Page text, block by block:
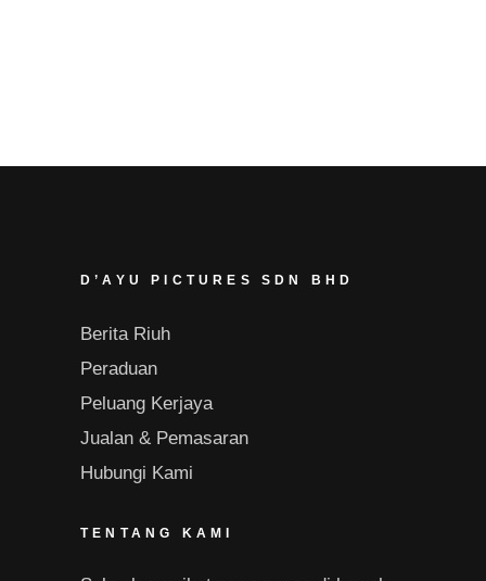
D’AYU PICTURES SDN BHD
Berita Riuh
Peraduan
Peluang Kerjaya
Jualan & Pemasaran
Hubungi Kami
TENTANG KAMI